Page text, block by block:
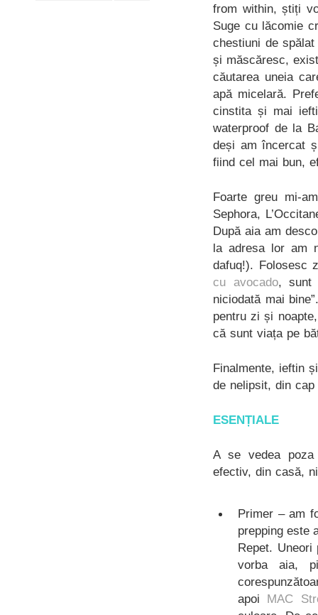
from within, știți
Suge cu lăcomie
chestiuni de
și măscăresc,
căutarea uneia
apă micelară.
cinstita și mai
waterproof de la
deși am încercat
fiind cel mai bun,
Foarte greu mi-
Sephora,
După aia am
la adresa lor am
dafuq!). Folosesc
cu avocado, sunt
niciodată mai
pentru zi și
că sunt viața pe
Finalmente, ieftin
de nelipsit, din
ESENȚIALE
A se vedea
efectiv, din casă,
Primer – am
prepping este
Repet.
vorba aia,
apoi MAC